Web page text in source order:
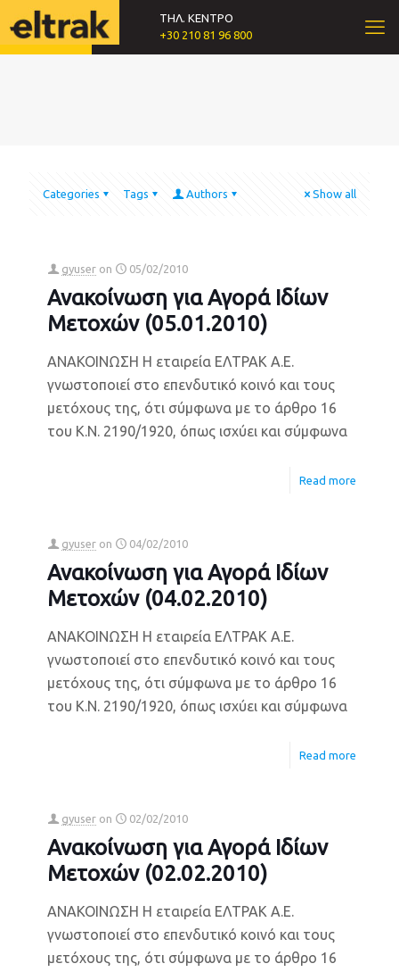
ΤΗΛ. ΚΕΝΤΡΟ
+30 210 81 96 800
Categories Tags Authors Show all
gyuser on 05/02/2010
Ανακοίνωση για Αγορά Ιδίων
Μετοχών (05.01.2010)
ΑΝΑΚΟΙΝΩΣΗ Η εταιρεία ΕΛΤΡΑΚ Α.Ε.
γνωστοποιεί στο επενδυτικό κοινό και τους
μετόχους της, ότι σύμφωνα με το άρθρο 16
του Κ.Ν. 2190/1920, όπως ισχύει και σύμφωνα
Read more
gyuser on 04/02/2010
Ανακοίνωση για Αγορά Ιδίων
Μετοχών (04.02.2010)
ΑΝΑΚΟΙΝΩΣΗ Η εταιρεία ΕΛΤΡΑΚ Α.Ε.
γνωστοποιεί στο επενδυτικό κοινό και τους
μετόχους της, ότι σύμφωνα με το άρθρο 16
του Κ.Ν. 2190/1920, όπως ισχύει και σύμφωνα
Read more
gyuser on 02/02/2010
Ανακοίνωση για Αγορά Ιδίων
Μετοχών (02.02.2010)
ΑΝΑΚΟΙΝΩΣΗ Η εταιρεία ΕΛΤΡΑΚ Α.Ε.
γνωστοποιεί στο επενδυτικό κοινό και τους
μετόχους της, ότι σύμφωνα με το άρθρο 16